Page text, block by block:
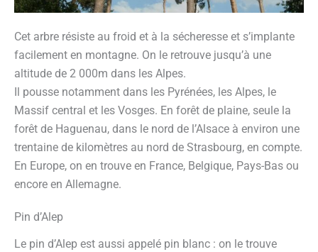
Cet arbre résiste au froid et à la sécheresse et s’implante
facilement en montagne. On le retrouve jusqu’à une
altitude de 2 000m dans les Alpes.
Il pousse notamment dans les Pyrénées, les Alpes, le
Massif central et les Vosges. En forêt de plaine, seule la
forêt de Haguenau, dans le nord de l’Alsace à environ une
trentaine de kilomètres au nord de Strasbourg, en compte.
En Europe, on en trouve en France, Belgique, Pays-Bas ou
encore en Allemagne.
Pin d’Alep
Le pin d’Alep est aussi appelé pin blanc : on le trouve